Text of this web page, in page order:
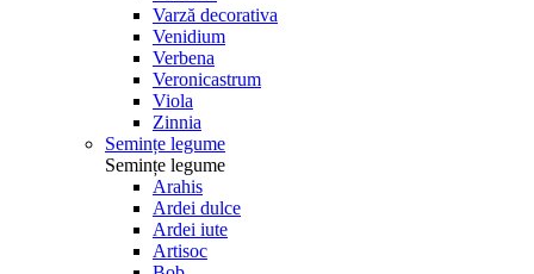
Varză decorativa
Venidium
Verbena
Veronicastrum
Viola
Zinnia
Semințe legume
Semințe legume
Arahis
Ardei dulce
Ardei iute
Artisoc